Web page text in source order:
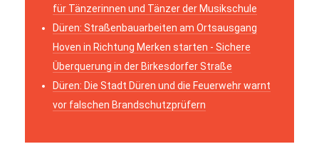
für Tänzerinnen und Tänzer der Musikschule
Düren: Straßenbauarbeiten am Ortsausgang
Hoven in Richtung Merken starten - Sichere
Überquerung in der Birkesdorfer Straße
Düren: Die Stadt Düren und die Feuerwehr warnt
vor falschen Brandschutzprüfern